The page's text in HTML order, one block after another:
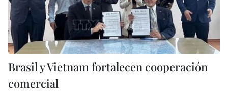
Brasil y Vietnam fortalecen cooperación
comercial